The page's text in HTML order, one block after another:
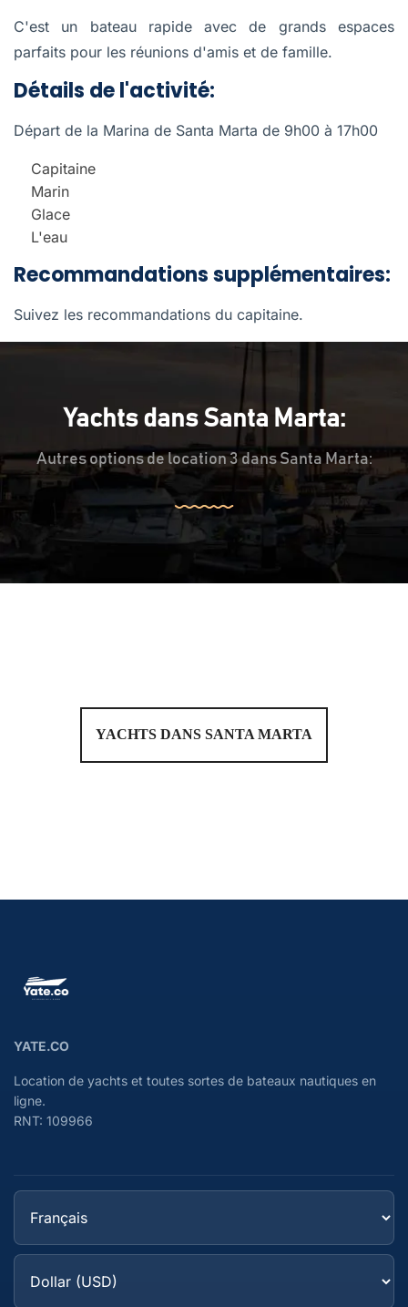
C'est un bateau rapide avec de grands espaces
parfaits pour les réunions d'amis et de famille.
Détails de l'activité:
Départ de la Marina de Santa Marta de 9h00 à 17h00
Capitaine
Marin
Glace
L'eau
Recommandations supplémentaires:
Suivez les recommandations du capitaine.
Yachts dans Santa Marta:
Autres options de location 3 dans Santa Marta:
YACHTS DANS SANTA MARTA
YATE.CO
Location de yachts et toutes sortes de bateaux nautiques en
ligne.
RNT: 109966